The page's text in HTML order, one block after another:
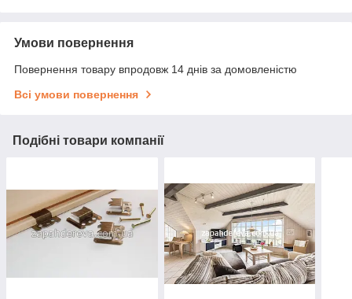
Умови повернення
Повернення товару впродовж 14 днів за домовленістю
Всі умови повернення
Подібні товари компанії